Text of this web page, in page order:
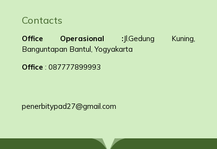
Contacts
Office Operasional :Jl.Gedung Kuning,
Banguntapan Bantul, Yogyakarta
Office : 087777899993
penerbitypad27@gmail.com